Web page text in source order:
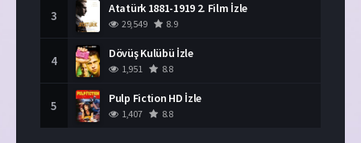
3 Atatürk 1881-1919 2. Film İzle
29,549 8.9
4 Dövüş Kulübü İzle
1,951 8.8
5 Pulp Fiction HD İzle
1,407 8.8